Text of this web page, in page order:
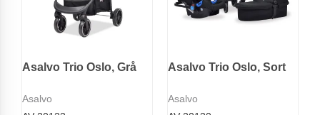
Asalvo Trio Oslo, Grå
Asalvo
Asalvo Trio Oslo, Sort
Asalvo